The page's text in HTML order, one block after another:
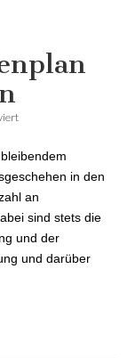
Veranstaltungen
in den
an
sind stets die
und der
und darüber